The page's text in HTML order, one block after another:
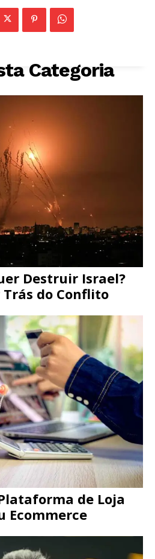
Categoria
Destruir Israel?
do Conflito
de Loja
Ecommerce